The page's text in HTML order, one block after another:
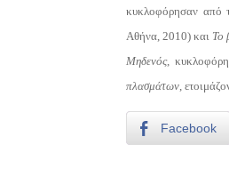
κυκλοφόρησαν από
Αθήνα, 2010) και Το
Μηδενός,
πλασμάτων ,
Facebook